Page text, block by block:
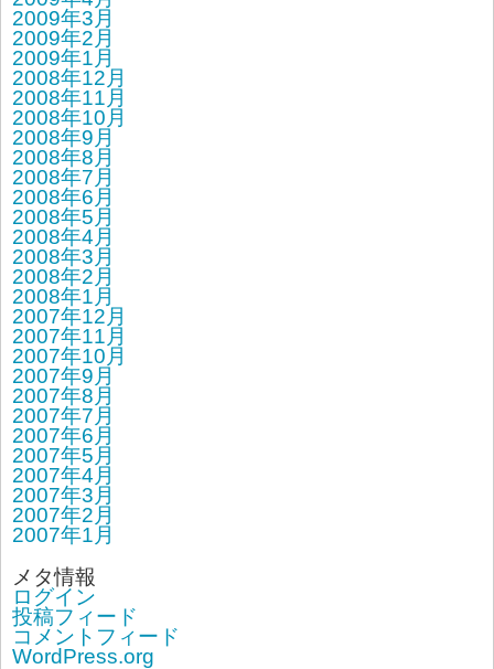
2009年3月
2009年2月
2009年1月
2008年12月
2008年11月
2008年10月
2008年9月
2008年8月
2008年7月
2008年6月
2008年5月
2008年4月
2008年3月
2008年2月
2008年1月
2007年12月
2007年11月
2007年10月
2007年9月
2007年8月
2007年7月
2007年6月
2007年5月
2007年4月
2007年3月
2007年2月
2007年1月
メタ情報
ログイン
投稿フィード
コメントフィード
WordPress.org